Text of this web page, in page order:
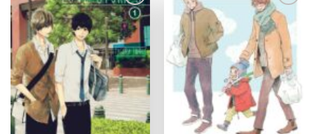
Ajouter
à la
wishlist
Ajouter
à la
wishlist